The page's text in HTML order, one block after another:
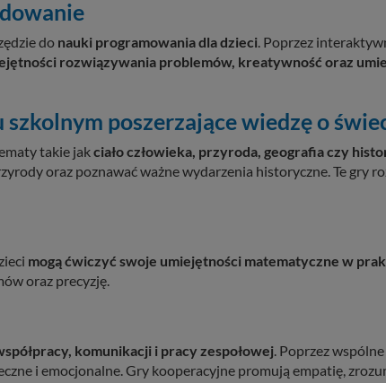
do nauki programowania dla dzieci . Poprzez
rozwiązywania problemów, kreatywność oraz
poszerzające wiedzę o
takie jakciało człowieka, przyroda, geografia czy
oraz poznawać ważne wydarzenia historyczne. Te gry
mogą ćwiczyć swoje umiejętności matematyczne w
oraz precyzję.
komunikacji i pracy zespołowej . Poprzez
i emocjonalne. Gry kooperacyjne promują empatię,